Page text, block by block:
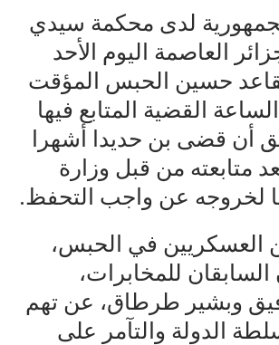
لدى محكمة سيدي
العاصمة اليوم الأحد
حسين الحبس المؤقت
القضية المتابع فيها
أن قضى بن حديدا أشهرا
متابعته من قبل وزارة
لخروجه عن واجب التحفظ.
العسكريين في الحبس،
السابقان للمخابرات،
وبشير طرطاق، عن تهم
الدولة والتآمر على